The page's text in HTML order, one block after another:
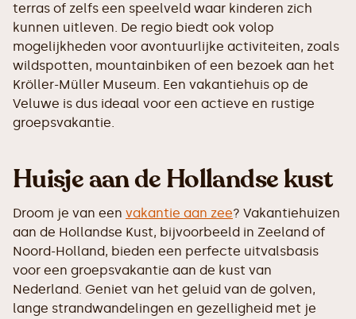
terras of zelfs een speelveld waar kinderen zich
kunnen uitleven. De regio biedt ook volop
mogelijkheden voor avontuurlijke activiteiten, zoals
wildspotten, mountainbiken of een bezoek aan het
Kröller-Müller Museum. Een vakantiehuis op de
Veluwe is dus ideaal voor een actieve en rustige
groepsvakantie.
‍Huisje aan de Hollandse kust
Droom je van een vakantie aan zee? Vakantiehuizen
aan de Hollandse Kust, bijvoorbeeld in Zeeland of
Noord-Holland, bieden een perfecte uitvalsbasis
voor een groepsvakantie aan de kust van
Nederland. Geniet van het geluid van de golven,
lange strandwandelingen en gezelligheid met je